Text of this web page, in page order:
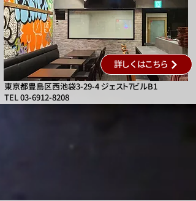
詳しくはこちら
東京都豊島区西池袋3-29-4 ジェスト7ビルB1
TEL03-6912-8208